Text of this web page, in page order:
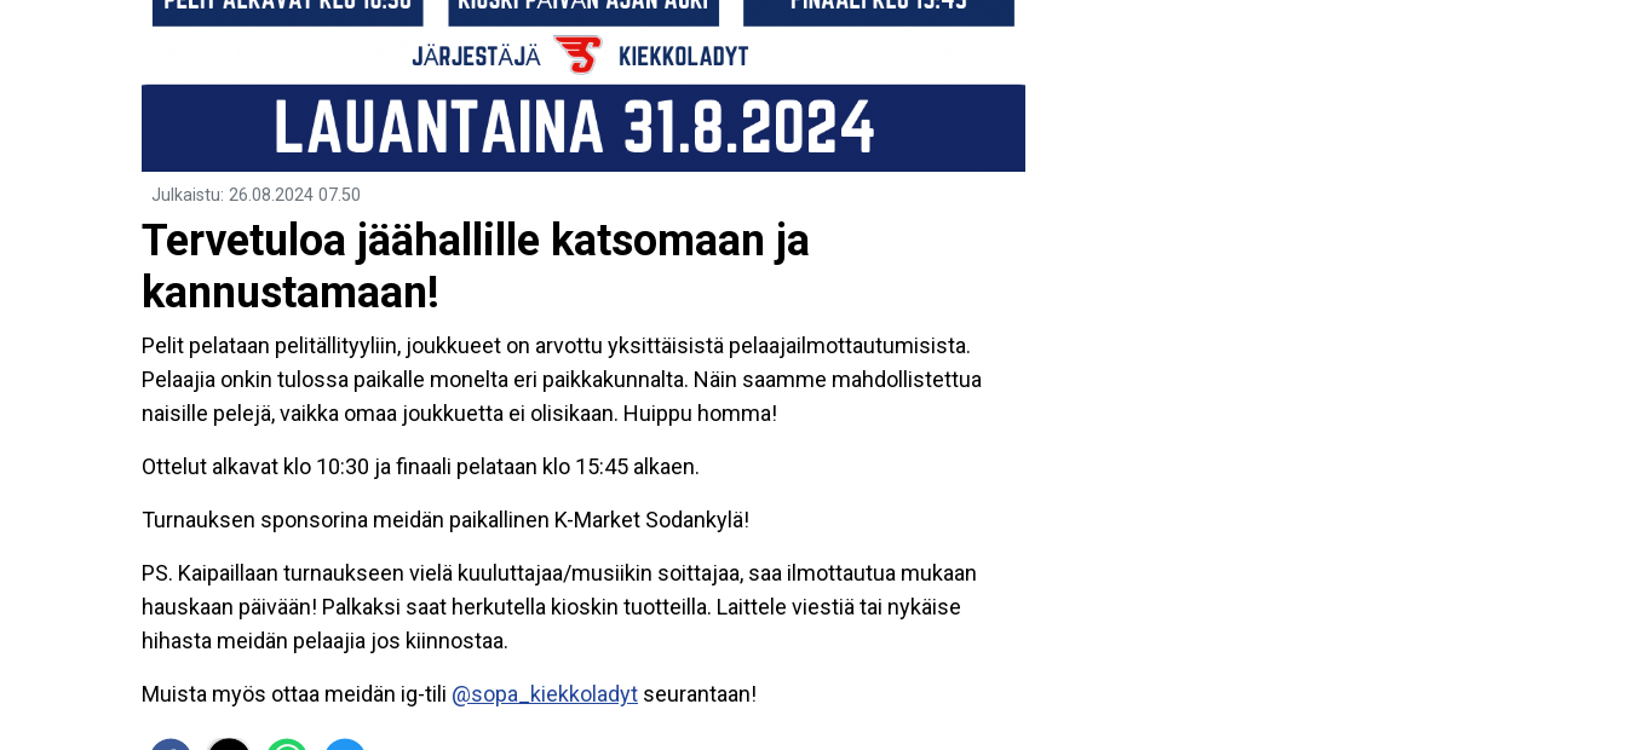
Julkaistu: 26.08.2024 07.50
Tervetuloa jäähallille katsomaan ja
kannustamaan!
Pelit pelataan pelitällityyliin, joukkueet on arvottu yksittäisistä pelaajailmottautumisista.
Pelaajia onkin tulossa paikalle monelta eri paikkakunnalta. Näin saamme mahdollistettua
naisille pelejä, vaikka omaa joukkuetta ei olisikaan. Huippu homma!
Ottelut alkavat klo 10:30 ja finaali pelataan klo 15:45 alkaen.
Turnauksen sponsorina meidän paikallinen K-Market Sodankylä!
PS. Kaipaillaan turnaukseen vielä kuuluttajaa/musiikin soittajaa, saa ilmottautua mukaan
hauskaan päivään! Palkaksi saat herkutella kioskin tuotteilla. Laittele viestiä tai nykäise
hihasta meidän pelaajia jos kiinnostaa.
Muista myös ottaa meidän ig-tili @sopa_kiekkoladyt seurantaan!